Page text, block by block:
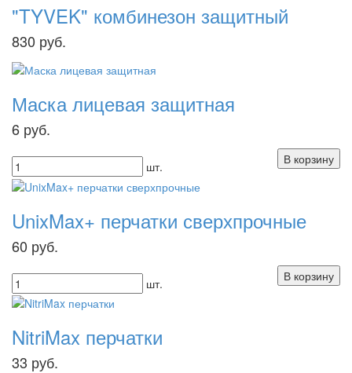
"TYVEK" комбинезон защитный
830 руб.
Маска лицевая защитная
6 руб.
шт.
UnixMax+ перчатки сверхпрочные
60 руб.
шт.
NitriMax перчатки
33 руб.